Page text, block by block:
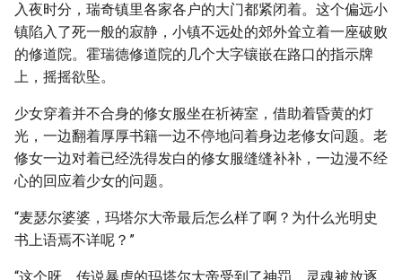
入夜时分，瑞奇镇里各家各户的大门都紧闭着。这个偏远小
镇陷入了死一般的寂静，小镇不远处的郊外耸立着一座破败
的修道院。霍瑞德修道院的几个大字镶嵌在路口的指示牌
上，摇摇欲坠。
少女穿着并不合身的修女服坐在祈祷室，借助着昏黄的灯
光，一边翻着厚厚书籍一边不停地问着身边老修女问题。老
修女一边对着已经洗得发白的修女服缝缝补补，一边漫不经
心的回应着少女的问题。
“麦瑟尔婆婆，玛塔尔大帝最后怎么样了啊？为什么光明史
书上语焉不详呢？”